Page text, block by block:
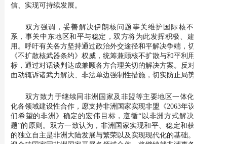
信、实现可持续发展。
双方强调，妥善解决伊朗核问题事关维护国际核不扩散体
系，事关中东地区和平与稳定，双方将为此发挥积极、建设性作
用。呼吁有关各方坚持通过政治外交途径和平解决争端，切实维护
《不扩散核武器条约》权威，统筹兼顾核不扩散与和平利用核能目
标，通过对话谈判达成兼顾各方合理关切的解决方案。反对任何方
面动辄诉诸武力解决、非法单边强制性措施，切实防止局势升级。
双方致力于继续同非洲国家及非盟等主要地区一体化组织深
化各领域建设性合作，愿支持非洲国家实现非盟《2063年议程：我
们希望的非洲》确定的宏伟目标，遵循“以非洲方式解决非洲问
题”的原则。双方一致认为，非洲国家实现和平、稳定和获得真正
的独立自主是非洲大陆发展与繁荣以及实现现代化的基础。双方欢